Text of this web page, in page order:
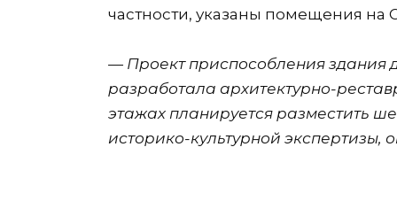
частности, указаны помещения на
— Проект приспособления здания
разработала архитектурно-
этажах планируется разместить
историко-культурной